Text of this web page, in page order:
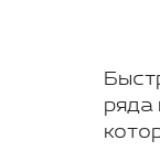
ряда